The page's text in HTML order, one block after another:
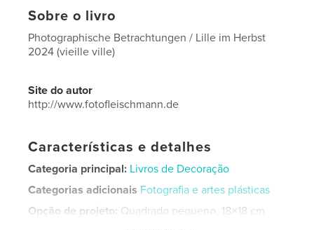
Sobre o livro
Photographische Betrachtungen / Lille im Herbst
2024 (vieille ville)
Site do autor
http://www.fotofleischmann.de
Características e detalhes
Categoria principal: Livros de Decoração
Categorias adicionais Fotografia e artes plásticas
Opção de projeto: Quadrado pequeno, 18×18 cm